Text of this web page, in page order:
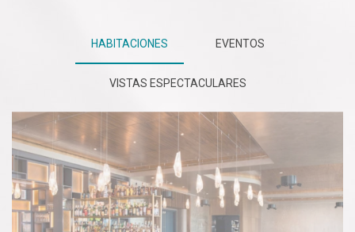
HABITACIONES EVENTOS
VISTAS ESPECTACULARES